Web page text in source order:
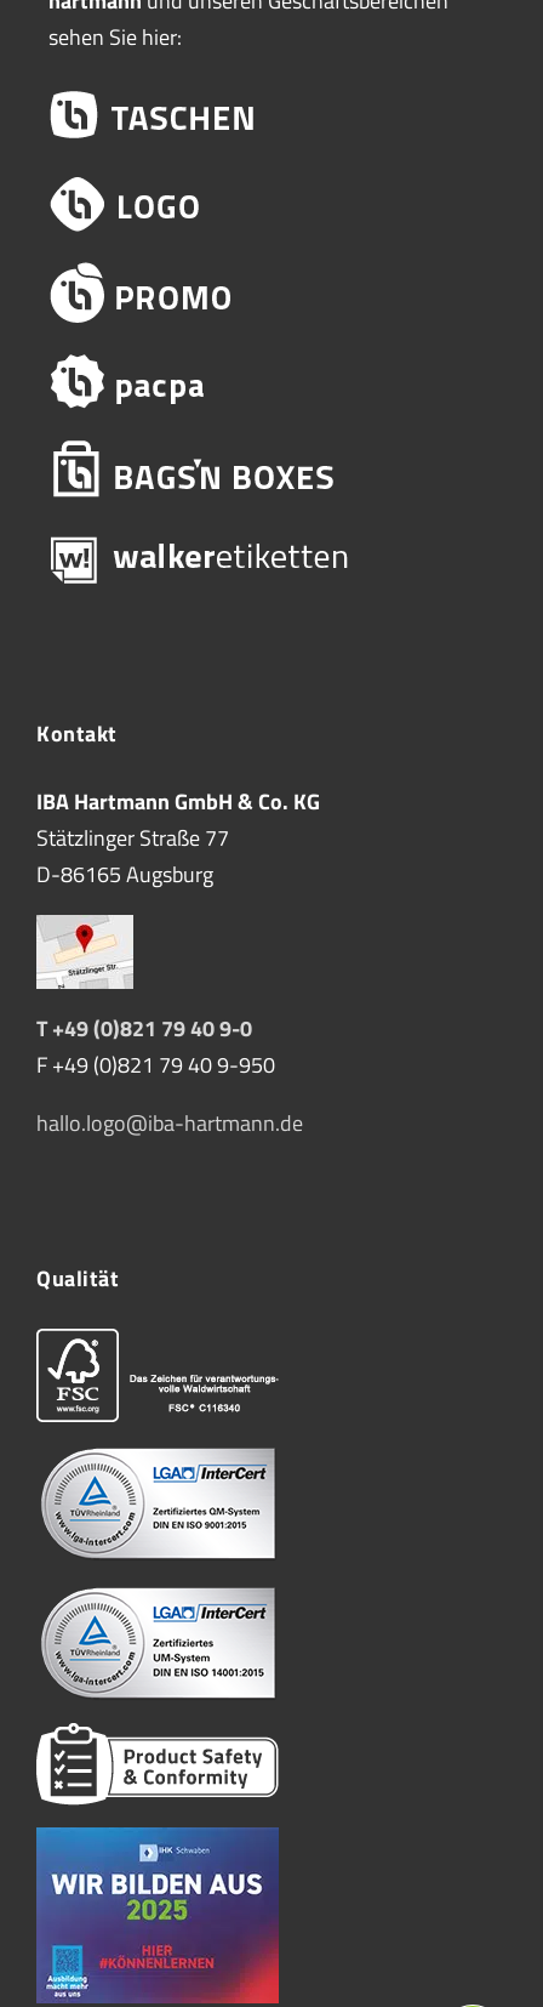
sehen Sie hier:
Kontakt
IBA Hartmann GmbH & Co. KG
Stätzlinger Straße 77
D-86165 Augsburg
T +49 (0)821 79 40 9-0
F +49 (0)821 79 40 9-950
hallo.logo@iba-hartmann.de
Qualität